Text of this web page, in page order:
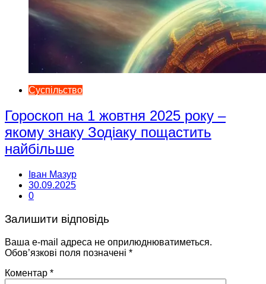
Суспільство
Гороскоп на 1 жовтня 2025 року –
якому знаку Зодіаку пощастить
найбільше
Іван Мазур
30.09.2025
0
Залишити відповідь
Ваша e-mail адреса не оприлюднюватиметься.
Обов’язкові поля позначені *
Коментар *